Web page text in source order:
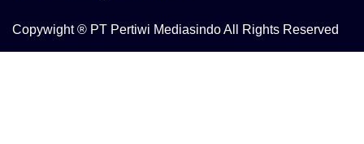
Copywight ® PT Pertiwi Mediasindo All Rights Reserved